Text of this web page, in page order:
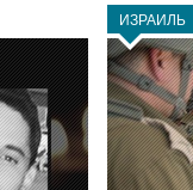
ИЗРАИЛЬ